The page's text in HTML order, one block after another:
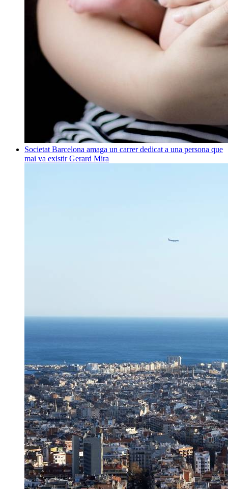
Societat Barcelona amaga un carrer dedicat a una persona que
mai va existirGerard Mira